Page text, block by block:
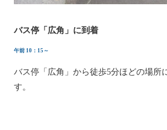
バス停「広角」に到着
午前 10：15～
バス停「広角」から徒歩5分ほどの場所
す。